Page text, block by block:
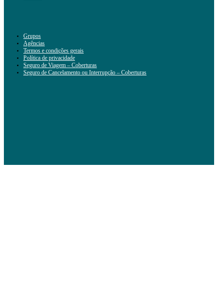
Grupos
Agências
Termos e condições gerais
Política de privacidade
Seguro de Viagem – Coberturas
Seguro de Cancelamento ou Interrupção – Coberturas